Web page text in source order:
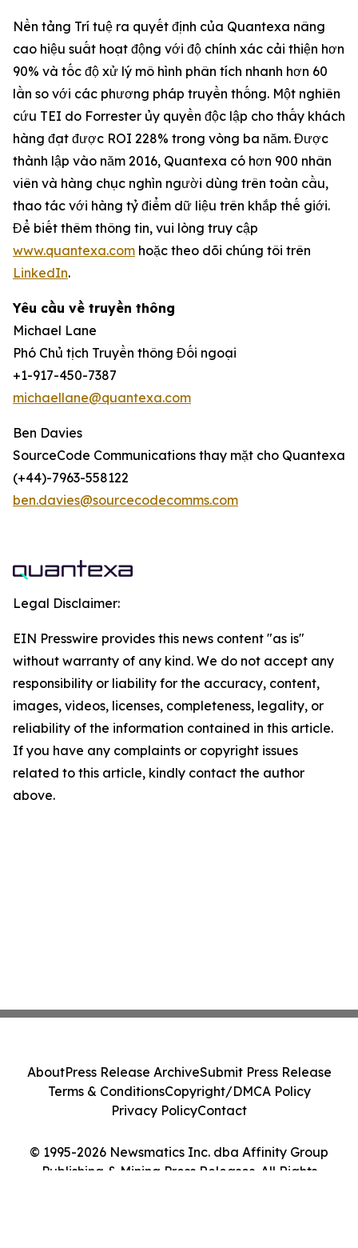
Nền tảng Trí tuệ ra quyết định của Quantexa nâng
cao hiệu suất hoạt động với độ chính xác cải thiện hơn
90% và tốc độ xử lý mô hình phân tích nhanh hơn 60
lần so với các phương pháp truyền thống. Một nghiên
cứu TEI do Forrester ủy quyền độc lập cho thấy khách
hàng đạt được ROI 228% trong vòng ba năm. Được
thành lập vào năm 2016, Quantexa có hơn 900 nhân
viên và hàng chục nghìn người dùng trên toàn cầu,
thao tác với hàng tỷ điểm dữ liệu trên khắp thế giới.
Để biết thêm thông tin, vui lòng truy cập
www.quantexa.com hoặc theo dõi chúng tôi trên
LinkedIn.
Yêu cầu về truyền thông
Michael Lane
Phó Chủ tịch Truyền thông Đối ngoại
+1-917-450-7387
michaellane@quantexa.com
Ben Davies
SourceCode Communications thay mặt cho Quantexa
(+44)-7963-558122
ben.davies@sourcecodecomms.com
Legal Disclaimer:
EIN Presswire provides this news content "as is"
without warranty of any kind. We do not accept any
responsibility or liability for the accuracy, content,
images, videos, licenses, completeness, legality, or
reliability of the information contained in this article.
If you have any complaints or copyright issues
related to this article, kindly contact the author
above.
© 1995-2026 Newsmatics Inc. dba Affinity Group
Publishing & Mining Press Releases. All Rights
AboutPress Release ArchiveSubmit Press Release
Terms & ConditionsCopyright/DMCA Policy
Privacy PolicyContact